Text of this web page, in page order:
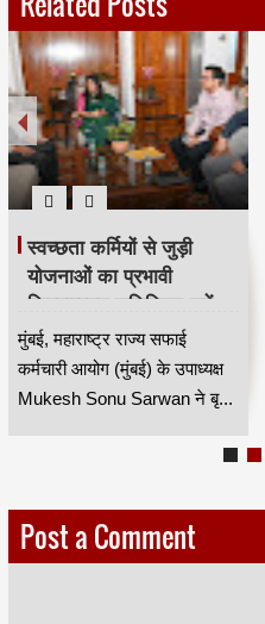
स्वच्छता कर्मियों से जुड़ी
योजनाओं का प्रभावी
क्रियान्वयन सुनिश्चित करें —
महाराष्ट्र राज्य सफाई
कर्मचारी आयोग के उपाध्यक्ष
मुकेश सोनू सरवान HKA
मुंबई, महाराष्ट्र राज्य सफाई
कर्मचारी आयोग (मुंबई) के उपाध्यक्ष
Mukesh Sonu Sarwan ने बृ...
Post a Comment